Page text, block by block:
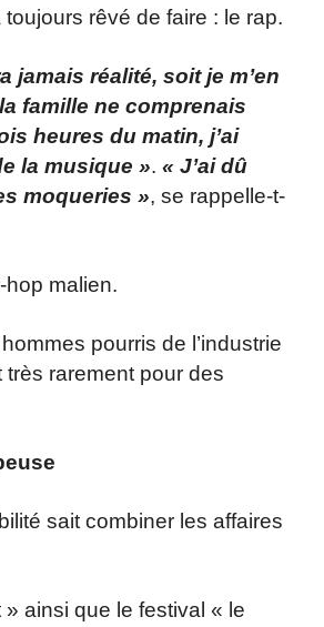
rêvé de faire : le rap.
jamais réalité, soit je m’en
famille ne comprenais
heures du matin, j’ai
la musique ». « J’ai dû
moqueries », se rappelle-t-
hop malien.
pourris de l’industrie
rarement pour des
sait combiner les affaires
» ainsi que le festival « le